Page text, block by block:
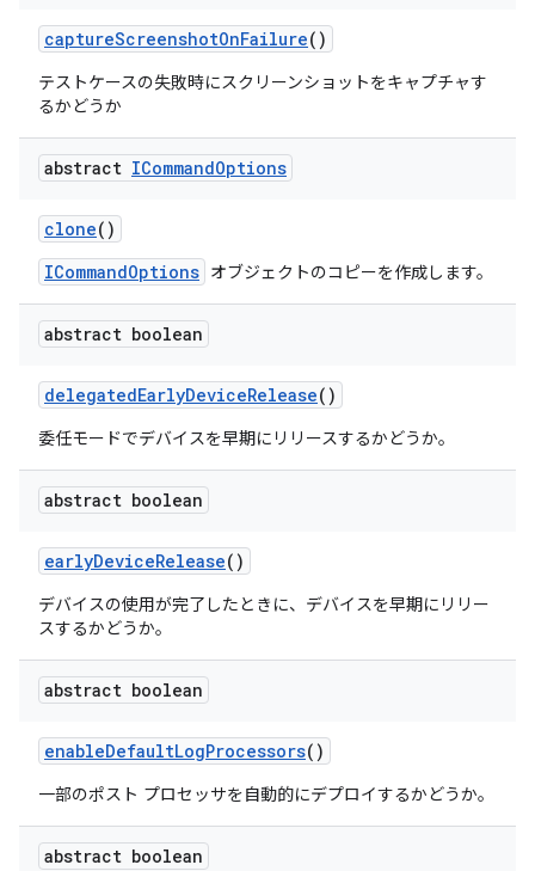
captureScreenshotOnFailure()
テストケースの失敗時にスクリーンショットをキャプチャす
るかどうか
abstract ICommandOptions
clone()
ICommandOptions オブジェクトのコピーを作成します。
abstract boolean
delegatedEarlyDeviceRelease()
委任モードでデバイスを早期にリリースするかどうか。
abstract boolean
earlyDeviceRelease()
デバイスの使用が完了したときに、デバイスを早期にリリー
スするかどうか。
abstract boolean
enableDefaultLogProcessors()
一部のポスト プロセッサを自動的にデプロイするかどうか。
abstract boolean